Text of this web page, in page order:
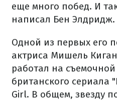
еще много побед. И
написал Бен Элдридж.
Одной из первых его
актриса Мишель
работал на
британского сериала
Girl. В общем, звезду